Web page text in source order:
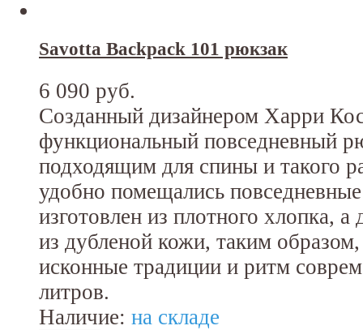
Savotta Backpack 101 рюкзак
6 090 руб.
Созданный дизайнером Харри
функциональный повседневный
подходящим для спины и такого
удобно помещались
изготовлен из плотного хлопка,
из дубленой кожи, таким
исконные традиции и ритм
литров.
Наличие: на складе